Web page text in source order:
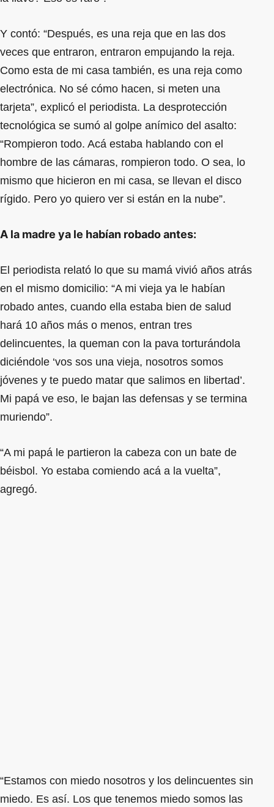
Y contó: “Después, es una reja que en las dos
veces que entraron, entraron empujando la reja.
Como esta de mi casa también, es una reja como
electrónica. No sé cómo hacen, si meten una
tarjeta”, explicó el periodista. La desprotección
tecnológica se sumó al golpe anímico del asalto:
“Rompieron todo. Acá estaba hablando con el
hombre de las cámaras, rompieron todo. O sea, lo
mismo que hicieron en mi casa, se llevan el disco
rígido. Pero yo quiero ver si están en la nube”.
A la madre ya le habían robado antes:
El periodista relató lo que su mamá vivió años atrás
en el mismo domicilio: “A mi vieja ya le habían
robado antes, cuando ella estaba bien de salud
hará 10 años más o menos, entran tres
delincuentes, la queman con la pava torturándola
diciéndole ‘vos sos una vieja, nosotros somos
jóvenes y te puedo matar que salimos en libertad’.
Mi papá ve eso, le bajan las defensas y se termina
muriendo”.
“A mi papá le partieron la cabeza con un bate de
béisbol. Yo estaba comiendo acá a la vuelta”,
agregó.
“Estamos con miedo nosotros y los delincuentes sin
miedo. Es así. Los que tenemos miedo somos las